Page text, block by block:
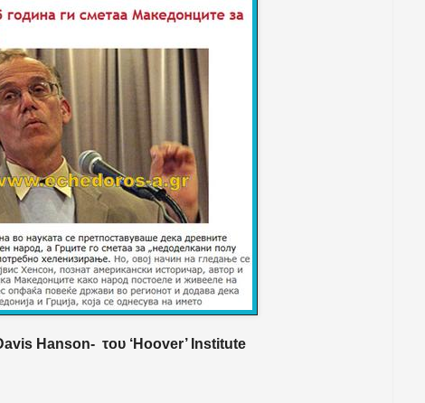
Hanson- του ‘Hoover’ Institute